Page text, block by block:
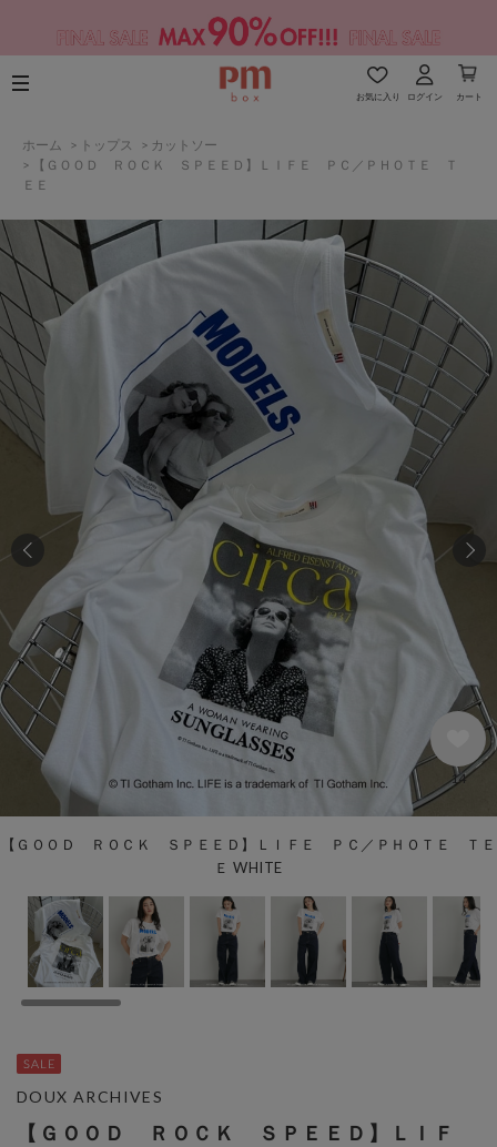
お気に入り ログイン カート
ホーム > トップス > カットソー
>
【ＧＯＯＤ ＲＯＣＫ ＳＰＥＥＤ】ＬＩＦＥ ＰＣ／ＰＨＯＴＥ Ｔ
ＥＥ
【ＧＯＯＤ ＲＯＣＫ ＳＰＥＥＤ】ＬＩＦＥ ＰＣ／ＰＨＯＴＥ ＴＥ
Ｅ WHITE
14
【ＧＯＯＤ ＲＯＣＫ ＳＰＥＥＤ】ＬＩＦ
DOUX ARCHIVES